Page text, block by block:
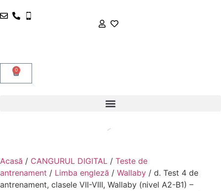
0
Acasă / CANGURUL DIGITAL / Teste de
antrenament / Limba engleză / Wallaby / d. Test 4 de
antrenament, clasele VII-VIII, Wallaby (nivel A2-B1) –